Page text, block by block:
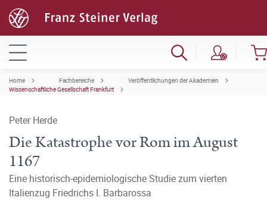
Home Fachbereiche
Veröffentlichungen der Akademien
Wissenschaftliche Gesellschaft Frankfurt
Peter Herde
Die Katastrophe vor Rom im August
1167
Eine historisch-epidemiologische Studie zum vierten
Italienzug Friedrichs I. Barbarossa